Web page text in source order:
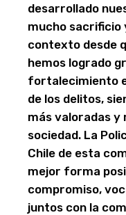
desarrollado
mucho sacrificio
contexto desde
hemos logrado
fortalecimiento
de los delitos,
más valoradas y
sociedad. La
Chile de esta
mejor forma
compromiso,
juntos con la